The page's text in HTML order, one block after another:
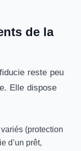
de la
reste peu
Elle dispose
(protection
d’un prêt,